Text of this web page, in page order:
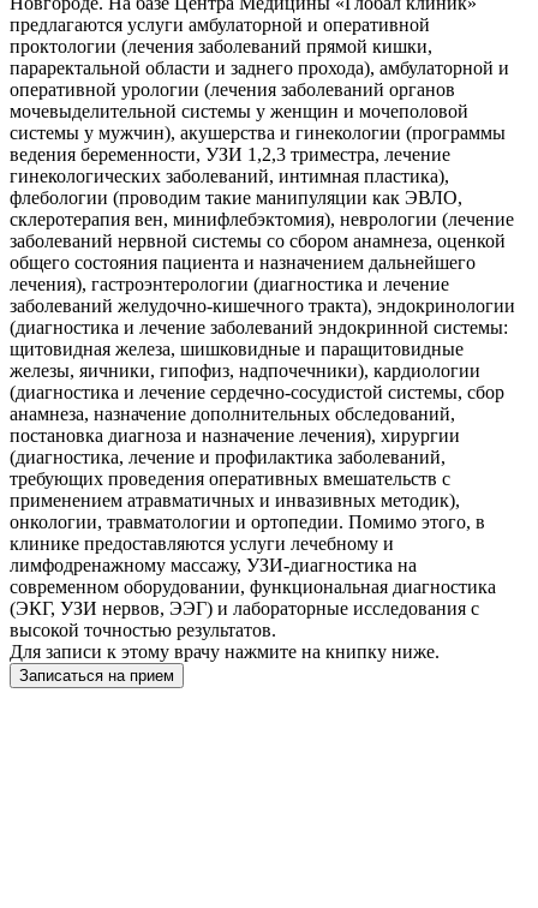
предлагаются услуги амбулаторной и оперативной
проктологии (лечения заболеваний прямой кишки,
параректальной области и заднего прохода), амбулаторной и
оперативной урологии (лечения заболеваний органов
мочевыделительной системы у женщин и мочеполовой
системы у мужчин), акушерства и гинекологии (программы
ведения беременности, УЗИ 1,2,3 триместра, лечение
гинекологических заболеваний, интимная пластика),
флебологии (проводим такие манипуляции как ЭВЛО,
склеротерапия вен, минифлебэктомия), неврологии (лечение
заболеваний нервной системы со сбором анамнеза, оценкой
общего состояния пациента и назначением дальнейшего
лечения), гастроэнтерологии (диагностика и лечение
заболеваний желудочно-кишечного тракта), эндокринологии
(диагностика и лечение заболеваний эндокринной системы:
щитовидная железа, шишковидные и паращитовидные
железы, яичники, гипофиз, надпочечники), кардиологии
(диагностика и лечение сердечно-сосудистой системы, сбор
анамнеза, назначение дополнительных обследований,
постановка диагноза и назначение лечения), хирургии
(диагностика, лечение и профилактика заболеваний,
требующих проведения оперативных вмешательств с
применением атравматичных и инвазивных методик),
онкологии, травматологии и ортопедии. Помимо этого, в
клинике предоставляются услуги лечебному и
лимфодренажному массажу, УЗИ-диагностика на
современном оборудовании, функциональная диагностика
(ЭКГ, УЗИ нервов, ЭЭГ) и лабораторные исследования с
высокой точностью результатов.
Для записи к этому врачу нажмите на книпку ниже.
Записаться на прием